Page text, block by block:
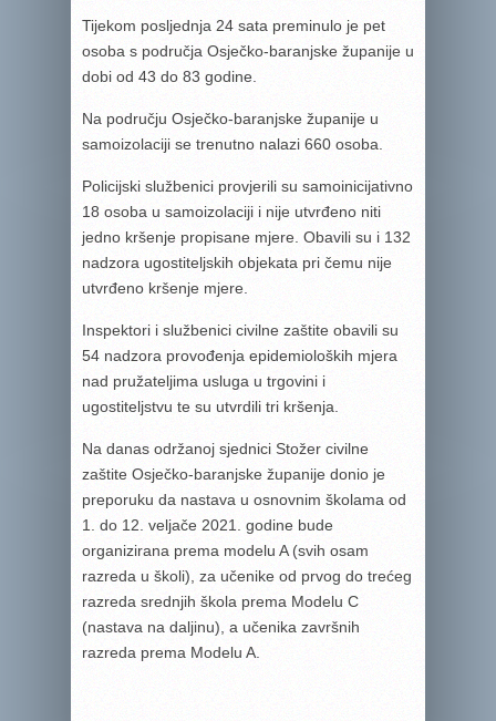
Tijekom posljednja 24 sata preminulo je pet
osoba s područja Osječko-baranjske županije u
dobi od 43 do 83 godine.
Na području Osječko-baranjske županije u
samoizolaciji se trenutno nalazi 660 osoba.
Policijski službenici provjerili su samoinicijativno
18 osoba u samoizolaciji i nije utvrđeno niti
jedno kršenje propisane mjere. Obavili su i 132
nadzora ugostiteljskih objekata pri čemu nije
utvrđeno kršenje mjere.
Inspektori i službenici civilne zaštite obavili su
54 nadzora provođenja epidemioloških mjera
nad pružateljima usluga u trgovini i
ugostiteljstvu te su utvrdili tri kršenja.
Na danas održanoj sjednici Stožer civilne
zaštite Osječko-baranjske županije donio je
preporuku da nastava u osnovnim školama od
1. do 12. veljače 2021. godine bude
organizirana prema modelu A (svih osam
razreda u školi), za učenike od prvog do trećeg
razreda srednjih škola prema Modelu C
(nastava na daljinu), a učenika završnih
razreda prema Modelu A.